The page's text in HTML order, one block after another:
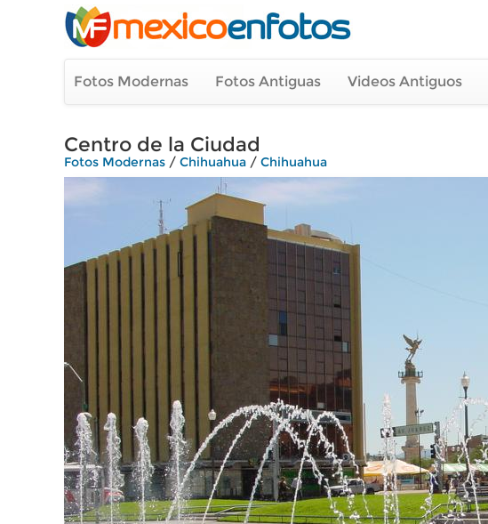
Fotos Modernas Fotos Antiguas Videos Antiguos
Centro de la Ciudad
Fotos Modernas / Chihuahua / Chihuahua